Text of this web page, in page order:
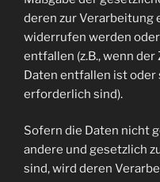
deren zur Verarbeitung
widerrufen werden
entfallen (z.B., wenn
Daten entfallen ist oder
erforderlich sind).
Sofern die Daten nicht
andere und gesetzlich
sind, wird deren